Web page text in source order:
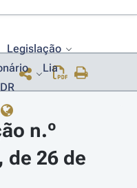
Legislação
Lia
n.º
de 26 de